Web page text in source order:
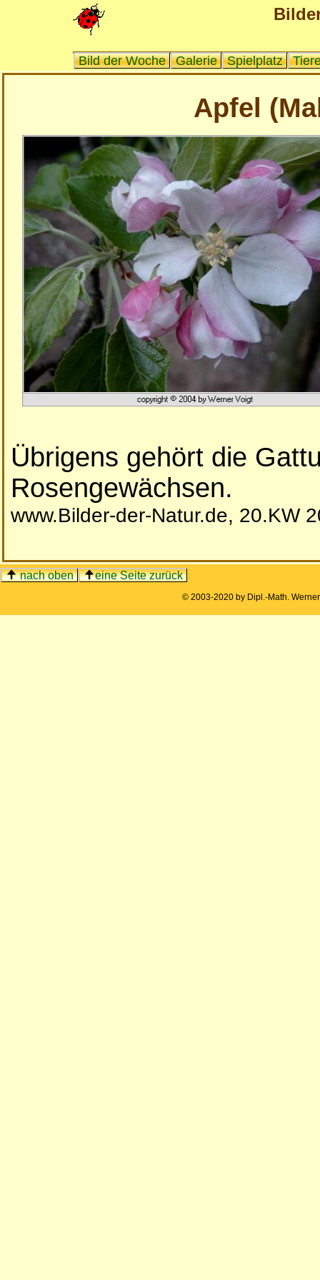
Bild der Woche Galerie Spielplatz
Apfel
Übrigens gehört die
Rosengewächsen.
www.Bilder-der-Natur.de, 20.KW
nach oben eine Seite zurück
© 2003-2020 by Dipl.-Math.